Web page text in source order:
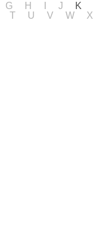
G H J
K
T U V W
X